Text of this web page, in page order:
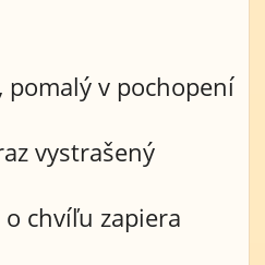
pomalý v pochopení
vystrašený
o chvíľu zapiera